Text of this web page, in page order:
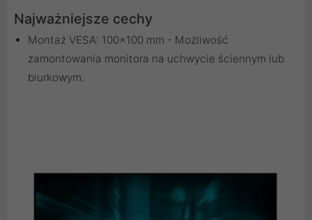
Najważniejsze cechy
Montaż VESA: 100x100 mm - Możliwość
zamontowania monitora na uchwycie ściennym lub
biurkowym.